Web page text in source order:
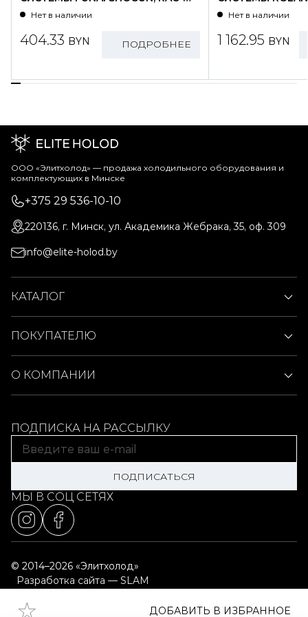
ДОБАВИТЬ В ИЗБРАННОЕ
SG25HP.D01/S
Нет в наличии
404.33 BYN ПОДРОБНЕЕ
WZ09HSS/N1-
Нет в наличии
1 162.95 BYN
ООО «Элитхолод» ― продажа холодильного оборудования и
комплектующих в Минске
+375 29 536-10-10
220136, г. Минск, ул. Академика Жебрака, 35, оф. 309
info@elite-holod.by
КАТАЛОГ
ПОКУПАТЕЛЮ
О КОМПАНИИ
ПОДПИСКА НА РАССЫЛКУ
ПОДПИСАТЬСЯ
МЫ В СОЦ СЕТЯХ
© 2014–2026 «Элитхолод»
Разработка сайта — SLAM
Карта сайта